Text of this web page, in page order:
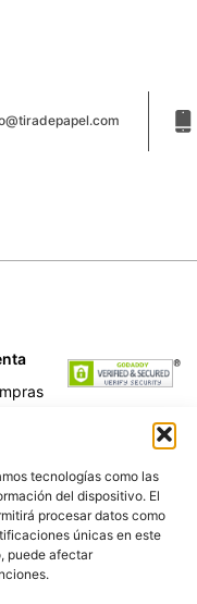
tecnologías como las
del dispositivo. El
procesar datos como
únicas en este
puede afectar